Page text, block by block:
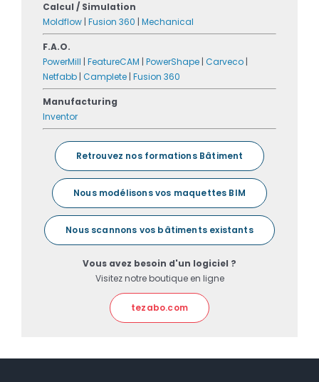
Calcul / Simulation
Moldflow | Fusion 360 | Mechanical
F.A.O.
PowerMill | FeatureCAM | PowerShape | Carveco |
Netfabb | Camplete | Fusion 360
Manufacturing
Inventor
Retrouvez nos formations Bâtiment
Nous modélisons vos maquettes BIM
Nous scannons vos bâtiments existants
Vous avez besoin d'un logiciel ?
Visitez notre boutique en ligne
tezabo.com